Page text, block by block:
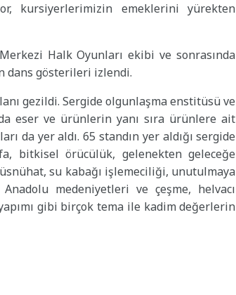
kursiyerlerimizin emeklerini yürekten
Halk Oyunları ekibi ve sonrasında
dans gösterileri izlendi.
gezildi. Sergide olgunlaşma enstitüsü ve
eser ve ürünlerin yanı sıra ürünlere ait
da yer aldı. 65 standın yer aldığı sergide
bitkisel örücülük, gelenekten geleceğe
su kabağı işlemeciliği, unutulmaya
medeniyetleri ve çeşme, helvacı
gibi birçok tema ile kadim değerlerin